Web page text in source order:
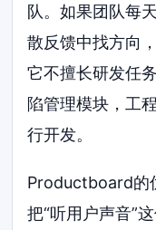
队。如果团队每
散反馈中找方向
它不擅长研发任
陷管理模块，工
行开发。
Productboard的
把“听用户声音”